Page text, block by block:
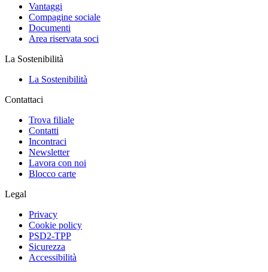
Vantaggi
Compagine sociale
Documenti
Area riservata soci
La Sostenibilità
La Sostenibilità
Contattaci
Trova filiale
Contatti
Incontraci
Newsletter
Lavora con noi
Blocco carte
Legal
Privacy
Cookie policy
PSD2-TPP
Sicurezza
Accessibilità